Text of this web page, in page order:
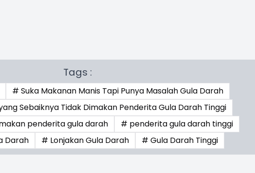
Tags :
# Suka Makanan Manis Tapi Punya Masalah Gula Darah
Sebaiknya Tidak Dimakan Penderita Gula Darah Tinggi
penderita gula darah
# penderita gula darah tinggi
Darah
# Lonjakan Gula Darah # Gula Darah Tinggi